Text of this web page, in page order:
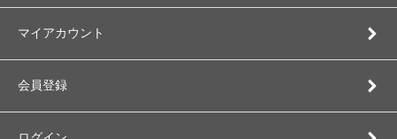
マイアカウント
会員登録